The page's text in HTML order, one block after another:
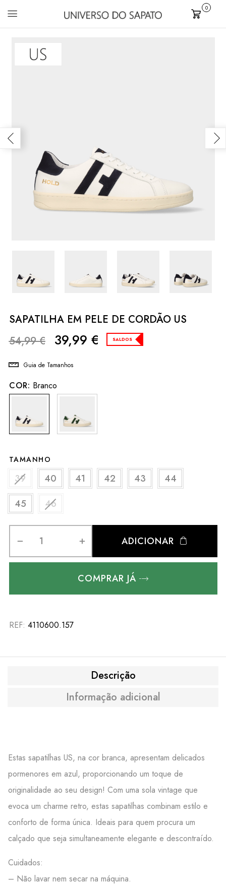
Carrinho
0
SAPATILHA EM PELE DE CORDÃO US
54,99€ 39,99 € SALDOS
Guia de Tamanhos
COR: Branco
TAMANHO
39 40 41 42 43
44
45
46
ADICIONAR
COMPRAR JÁ
REF: 4110600.157
Descrição
Informação adicional
Estas sapatilhas US, na cor branca, apresentam delicados
pormenores em azul, proporcionando um toque de
originalidade ao seu design! Com uma sola vintage que
evoca um charme retro, estas sapatilhas combinam estilo e
conforto de forma única. Ideais para quem procura um
calçado que seja simultaneamente elegante e descontraído.
Cuidados:
– Não lavar nem secar na máquina.